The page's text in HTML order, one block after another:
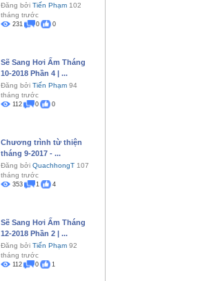
Đăng bởi Tiến Phạm102
tháng trước
231 0 0
Sẽ Sang Hơi Ấm Tháng
10-2018 Phần 4 | ...
Đăng bởi Tiến Phạm94
tháng trước
112 0 0
Chương trình từ thiện
tháng 9-2017 - ...
Đăng bởi QuachhongT107
tháng trước
353 1 4
Sẽ Sang Hơi Ấm Tháng
12-2018 Phần 2 | ...
Đăng bởi Tiến Phạm92
tháng trước
112 0 1